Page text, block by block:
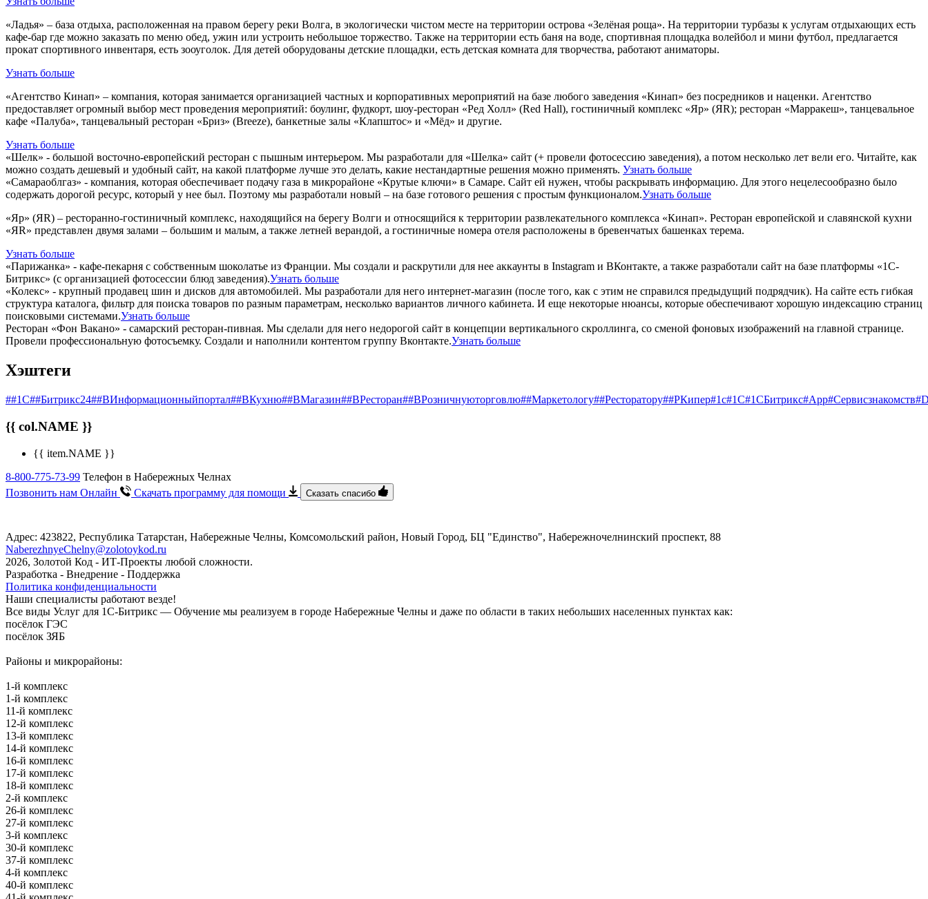
«Ладья» – база отдыха, расположенная на правом берегу реки Волга, в экологически чистом месте на территории острова «Зелёная роща». На территории турбазы к услугам отдыхающих есть
кафе-бар где можно заказать по меню обед, ужин или устроить небольшое торжество. Также на территории есть баня на воде, спортивная площадка волейбол и мини футбол, предлагается
прокат спортивного инвентаря, есть зооуголок. Для детей оборудованы детские площадки, есть детская комната для творчества, работают аниматоры.
Узнать больше
«Агентство Кинап» – компания, которая занимается организацией частных и корпоративных мероприятий на базе любого заведения «Кинап» без посредников и наценки. Агентство
предоставляет огромный выбор мест проведения мероприятий: боулинг, фудкорт, шоу-ресторан «Ред Холл» (Red Hall), гостиничный комплекс «Яр» (ЯR); ресторан «Марракеш», танцевальное
кафе «Палуба», танцевальный ресторан «Бриз» (Breeze), банкетные залы «Клапштос» и «Мёд» и другие.
Узнать больше
«Шелк» - большой восточно-европейский ресторан с пышным интерьером. Мы разработали для «Шелка» сайт (+ провели фотосессию заведения), а потом несколько лет вели его. Читайте, как
можно создать дешевый и удобный сайт, на какой платформе лучше это делать, какие нестандартные решения можно применять. Узнать больше
«Самараоблгаз» - компания, которая обеспечивает подачу газа в микрорайоне «Крутые ключи» в Самаре. Сайт ей нужен, чтобы раскрывать информацию. Для этого нецелесообразно было
содержать дорогой ресурс, который у нее был. Поэтому мы разработали новый – на базе готового решения с простым функционалом.Узнать больше
«Яр» (ЯR) – ресторанно-гостиничный комплекс, находящийся на берегу Волги и относящийся к территории развлекательного комплекса «Кинап». Ресторан европейской и славянской кухни
«ЯR» представлен двумя залами – большим и малым, а также летней верандой, а гостиничные номера отеля расположены в бревенчатых башенках терема.
Узнать больше
«Парижанка» - кафе-пекарня с собственным шоколатье из Франции. Мы создали и раскрутили для нее аккаунты в Instagram и ВКонтакте, а также разработали сайт на базе платформы «1С-
Битрикс» (с организацией фотосессии блюд заведения).Узнать больше
«Колекс» - крупный продавец шин и дисков для автомобилей. Мы разработали для него интернет-магазин (после того, как с этим не справился предыдущий подрядчик). На сайте есть гибкая
структура каталога, фильтр для поиска товаров по разным параметрам, несколько вариантов личного кабинета. И еще некоторые нюансы, которые обеспечивают хорошую индексацию страниц
поисковыми системами.Узнать больше
Ресторан «Фон Вакано» - самарский ресторан-пивная. Мы сделали для него недорогой сайт в концепции вертикального скроллинга, со сменой фоновых изображений на главной странице.
Провели профессиональную фотосъемку. Создали и наполнили контентом группу Вконтакте.Узнать больше
Хэштеги
##1С##Битрикс24##ВИнформационныйпортал##ВКухню##ВМагазин##ВРесторан##ВРозничнуюторговлю##Маркетологу##Ресторатору##РКипер#1c#1С#1СБитрикс#App#Cервисзнакомств
{{ col.NAME }}
{{ item.NAME }}
8-800-775-73-99 Телефон в Набережных Челнах
Позвонить нам Онлайн
Скачать программу для помощи Сказать спасибо
Адрес: 423822, Республика Татарстан, Набережные Челны, Комсомольский район, Новый Город, БЦ "Единство", ​Набережночелнинский проспект, 88
NaberezhnyeChelny@zolotoykod.ru
2026, Золотой Код - ИТ-Проекты любой сложности.
Разработка - Внедрение - Поддержка
Политика конфиденциальности
Наши специалисты работают везде!
Все виды Услуг для 1С-Битрикс — Обучение мы реализуем в городе Набережные Челны и даже по области в таких небольших населенных пунктах как:
посёлок ГЭС
посёлок ЗЯБ
Районы и микрорайоны:
1-й комплекс
1-й комплекс
11-й комплекс
12-й комплекс
13-й комплекс
14-й комплекс
16-й комплекс
17-й комплекс
18-й комплекс
2-й комплекс
26-й комплекс
27-й комплекс
3-й комплекс
30-й комплекс
37-й комплекс
4-й комплекс
40-й комплекс